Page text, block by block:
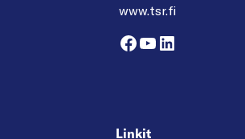
www.tsr.fi
Facebook
YouTube
LinkedIn
Linkit